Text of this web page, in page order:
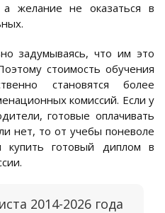
а желание не оказаться в
задумываясь, что им это
стоимость обучения
становятся более
комиссий. Если у
готовые оплачивать
нет, то от учебы поневоле
купить готовый диплом в
2014-2026 года